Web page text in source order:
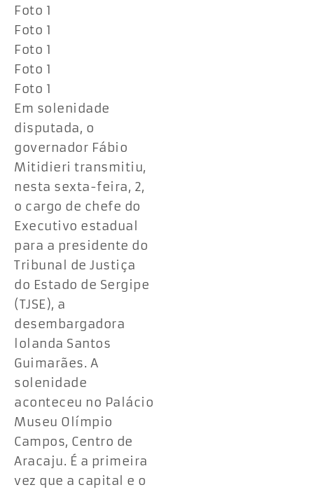
Foto 1
Foto 1
Foto 1
Foto 1
Foto 1
Em solenidade
disputada, o
governador Fábio
Mitidieri transmitiu,
nesta sexta-feira, 2,
o cargo de chefe do
Executivo estadual
para a presidente do
Tribunal de Justiça
do Estado de Sergipe
(TJSE), a
desembargadora
lolanda Santos
Guimarães. A
solenidade
aconteceu no Palácio
Museu Olímpio
Campos, Centro de
Aracaju. É a primeira
vez que a capital e o